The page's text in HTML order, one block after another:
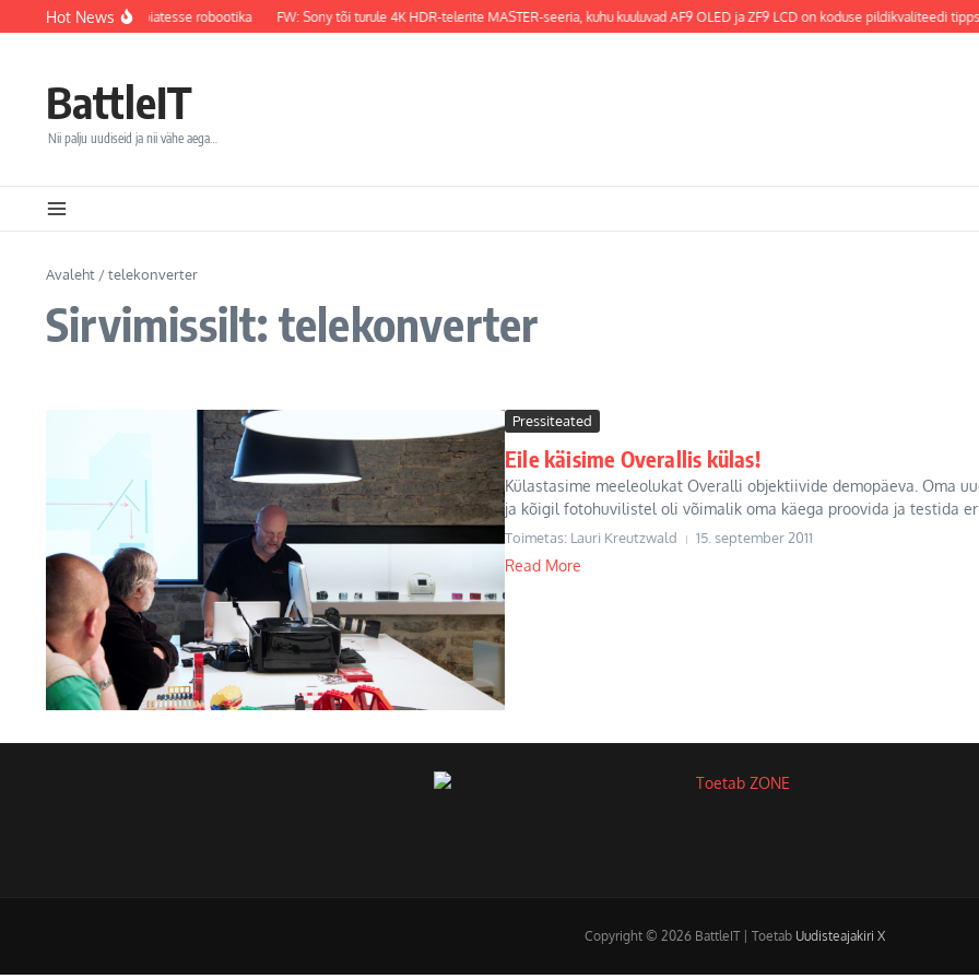
Sisu juurdeHot News
tegevusteraapiatesse robootika FW: Sony tõi turule 4K HDR-telerite MASTER-seeria, kuhu kuuluvad AF9 OLED ja ZF9 LCD on koduse pildikvaliteedi
BattleIT
Nii palju uudiseid ja nii vähe aega…
Avaleht /telekonverter
Sirvimissilt: telekonverter
Pressiteated
Eile käisime Overallis külas!
Külastasime meeleolukat Overalli objektiivide demopäeva. Oma
ja kõigil fotohuvilistel oli võimalik oma käega proovida ja testida
Toimetas: Lauri Kreutzwald 15. september 2011
Read More
Copyright © 2026 BattleIT | Toetab Uudisteajakiri X